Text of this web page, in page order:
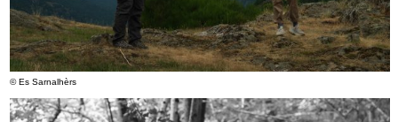
© Es Sarnalhèrs